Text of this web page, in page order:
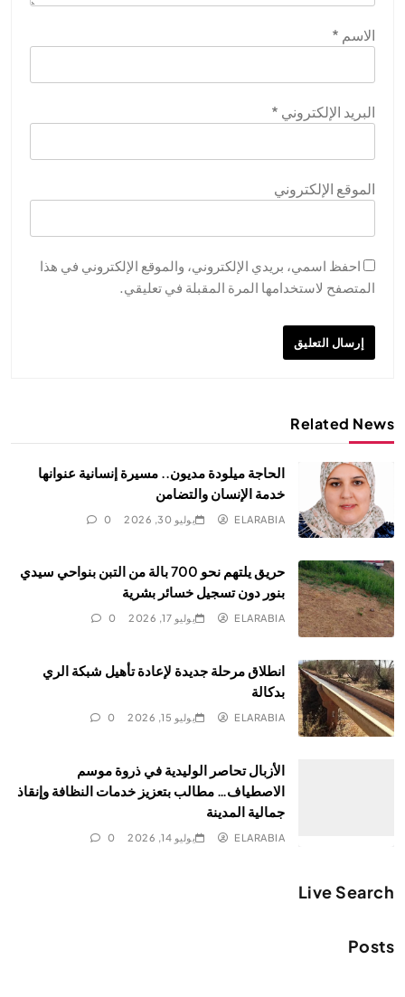
الاسم *
البريد الإلكتروني *
الموقع الإلكتروني
احفظ اسمي، بريدي الإلكتروني، والموقع الإلكتروني في هذا
المتصفح لاستخدامها المرة المقبلة في تعليقي.
Related News
الحاجة ميلودة مديون.. مسيرة إنسانية عنوانها
خدمة الإنسان والتضامن
ELARABIA يوليو 30, 2026 0
حريق يلتهم نحو 700 بالة من التبن بنواحي سيدي
بنور دون تسجيل خسائر بشرية
ELARABIA يوليو 17, 2026 0
انطلاق مرحلة جديدة لإعادة تأهيل شبكة الري
بدكالة
ELARABIA يوليو 15, 2026 0
الأزبال تحاصر الوليدية في ذروة موسم
الاصطياف… مطالب بتعزيز خدمات النظافة وإنقاذ
جمالية المدينة
ELARABIA يوليو 14, 2026 0
Live Search
Posts